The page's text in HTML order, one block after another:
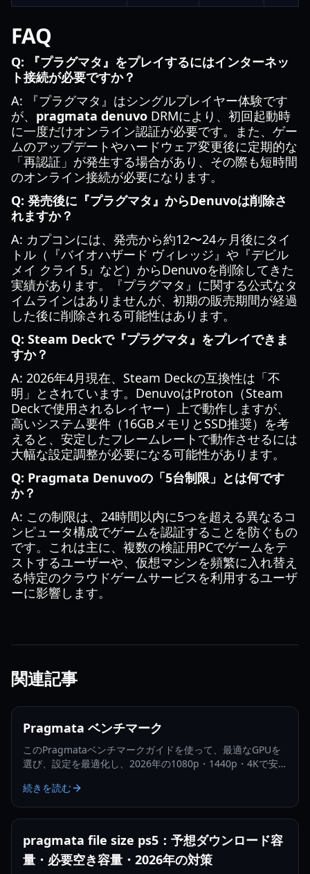
FAQ
Q: 『プラグマタ』をプレイするにはインターネッ
ト接続が必要ですか？
A: 『プラグマタ』はシングルプレイヤー体験です
が、 pragmata denuvo DRMにより、初回起動時
に一度だけオンライン認証が必要です。また、ゲー
ムのアップデートやハードウェア変更後に定期的な
「再認証」が発生する場合があり、その際も短時間
のオンライン接続が必要になります。
Q: 発売後に『プラグマタ』からDenuvoは削除さ
れますか？
A: カプコンには、発売から約12〜24ヶ月後にタイ
トル（『バイオハザード ヴィレッジ』や『デビル
メイ クライ 5』など）からDenuvoを削除してきた
実績があります。『プラグマタ』に関する公式なタ
イムラインはありませんが、初期の販売期間が経過
した後に削除される可能性はあります。
Q: Steam Deckで『プラグマタ』をプレイできま
すか？
A: 2026年4月現在、Steam Deckの互換性は「不
明」とされています。DenuvoはProton（Steam
Deckで使用されるレイヤー）上で動作しますが、
高いシステム要件（16GBメモリとSSD推奨）を考
えると、安定したフレームレートで動作させるには
大幅な設定調整が必要になる可能性があります。
Q: Pragmata Denuvoの「5台制限」とは何です
か？
A: この制限は、24時間以内に5つを超える異なるコ
ンピュータ構成でゲームを認証することを防ぐもの
です。これは主に、複数の検証用PCでゲームをテ
ストするユーザーや、仮想マシンを頻繁に入れ替え
る特定のクラウドゲームサービスを利用するユーザ
ーに影響します。
関連記事
Pragmata ベンチマーク
このPragmataベンチマークガイドを使って、最適なGPUを
選び、設定を最適化し、2026年の1080p・1440p・4Kで安
続きを読む
pragmata file size ps5：予想ダウンロード容
量・必要空き容量・2026年の対策